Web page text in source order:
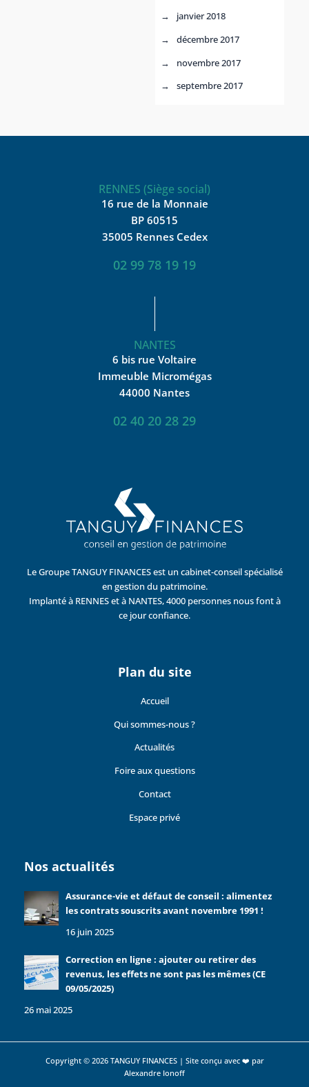
janvier 2018
décembre 2017
novembre 2017
septembre 2017
RENNES (Siège social)
16 rue de la Monnaie
BP 60515
35005 Rennes Cedex
02 99 78 19 19
NANTES
6 bis rue Voltaire
Immeuble Micromégas
44000 Nantes
02 40 20 28 29
Le Groupe TANGUY FINANCES est un cabinet-conseil spécialisé
en gestion du patrimoine.
Implanté à RENNES et à NANTES, 4000 personnes nous font à
ce jour confiance.
Plan du site
Accueil
Qui sommes-nous ?
Actualités
Foire aux questions
Contact
Espace privé
Nos actualités
Assurance-vie et défaut de conseil : alimentez
les contrats souscrits avant novembre 1991 !
16 juin 2025
Correction en ligne : ajouter ou retirer des
revenus, les effets ne sont pas les mêmes (CE
09/05/2025)
26 mai 2025
Copyright © 2026 TANGUY FINANCES | Site conçu avec ❤️ par
Alexandre Ionoff